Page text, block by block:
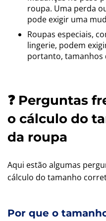
roupa. Uma perda
pode exigir uma
Roupas especiais,
lingerie, podem
portanto, tamanhos
❓ Perguntas
o cálculo do
da roupa
Aqui estão algumas
cálculo do tamanho
Por que o